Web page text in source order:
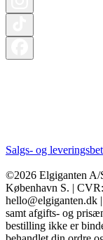
Salgs- og
©2026 Elgiganten A/
København S. |
hello@elgiganten.dk
samt afgifts- og
bestilling ikke er